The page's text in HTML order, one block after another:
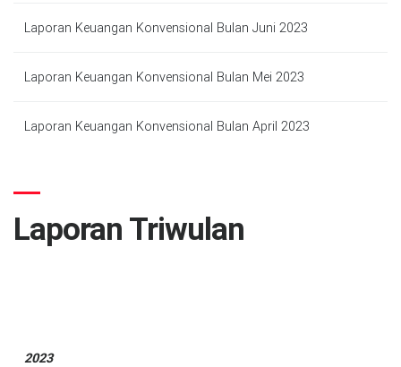
Laporan Keuangan Konvensional Bulan Juni 2023
Laporan Keuangan Konvensional Bulan Mei 2023
Laporan Keuangan Konvensional Bulan April 2023
Laporan Triwulan
2023